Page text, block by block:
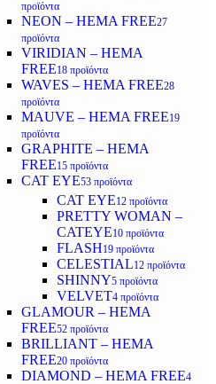
προϊόντα
NEON – HEMA FREE27
προϊόντα
VIRIDIAN – HEMA
FREE18 προϊόντα
WAVES – HEMA FREE28
προϊόντα
MAUVE – HEMA FREE19
προϊόντα
GRAPHITE – HEMA
FREE15 προϊόντα
CAT EYE53 προϊόντα
CAT EYE12 προϊόντα
PRETTY WOMAN –
CATEYE10 προϊόντα
FLASH19 προϊόντα
CELESTIAL12 προϊόντα
SHINNY5 προϊόντα
VELVET4 προϊόντα
GLAMOUR – HEMA
FREE52 προϊόντα
BRILLIANT – HEMA
FREE20 προϊόντα
DIAMOND – HEMA FREE4